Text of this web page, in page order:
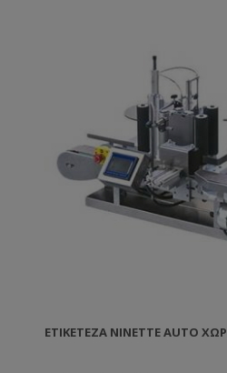
ΕΤΙΚΕΤΈΖΑ NINETTE AUTO